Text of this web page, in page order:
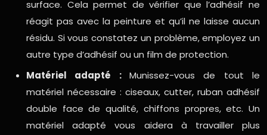
surface. Cela permet de vérifier que l’adhésif ne
réagit pas avec la peinture et qu’il ne laisse aucun
résidu. Si vous constatez un problème, employez un
autre type d’adhésif ou un film de protection.
Matériel adapté : Munissez-vous de tout le
matériel nécessaire : ciseaux, cutter, ruban adhésif
double face de qualité, chiffons propres, etc. Un
matériel adapté vous aidera à travailler plus